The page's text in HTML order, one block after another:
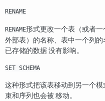
RENAME
RENAME形式更改一个表（或者
外部表）的名称、表中一个列
已存储的数据 没有影响。
SET SCHEMA
这种形式把该表移动到另一个
束和序列也会被 移动。